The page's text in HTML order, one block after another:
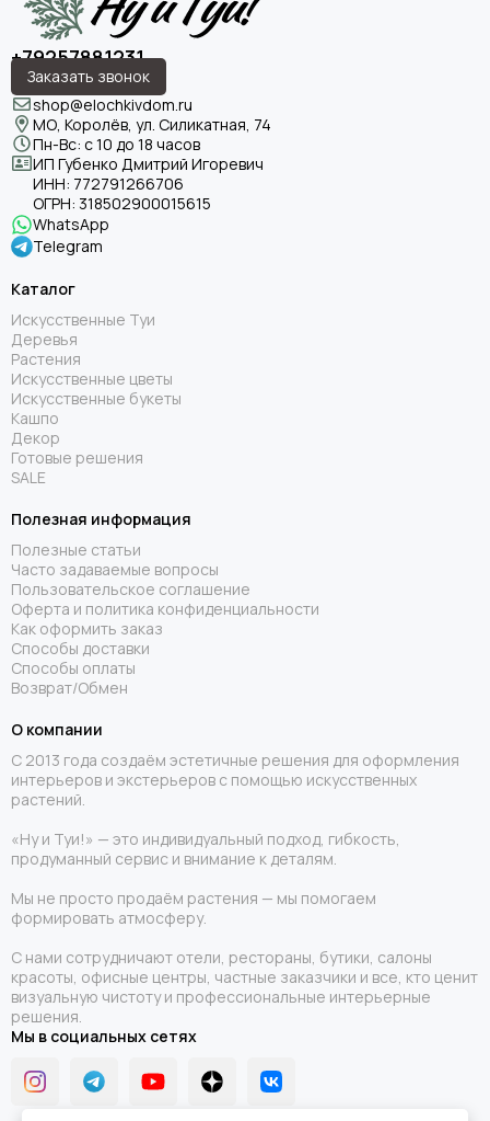
+79257881231
Заказать звонок
shop@elochkivdom.ru
МО, Королёв, ул. Силикатная, 74
Пн-Вс: с 10 до 18 часов
ИП Губенко Дмитрий Игоревич
ИНН: 772791266706
ОГРН: 318502900015615
WhatsApp
Telegram
Каталог
Искусственные Туи
Деревья
Растения
Искусственные цветы
Искусственные букеты
Кашпо
Декор
Готовые решения
SALE
Полезная информация
Полезные статьи
Часто задаваемые вопросы
Пользовательское соглашение
Оферта и политика конфиденциальности
Как оформить заказ
Способы доставки
Способы оплаты
Возврат/Обмен
О компании
С 2013 года создаём эстетичные решения для оформления
интерьеров и экстерьеров с помощью искусственных
растений.
«Ну и Туи!» — это индивидуальный подход, гибкость,
продуманный сервис и внимание к деталям.
Мы не просто продаём растения — мы помогаем
формировать атмосферу.
С нами сотрудничают отели, рестораны, бутики, салоны
красоты, офисные центры, частные заказчики и все, кто ценит
визуальную чистоту и профессиональные интерьерные
решения.
Мы в социальных сетях